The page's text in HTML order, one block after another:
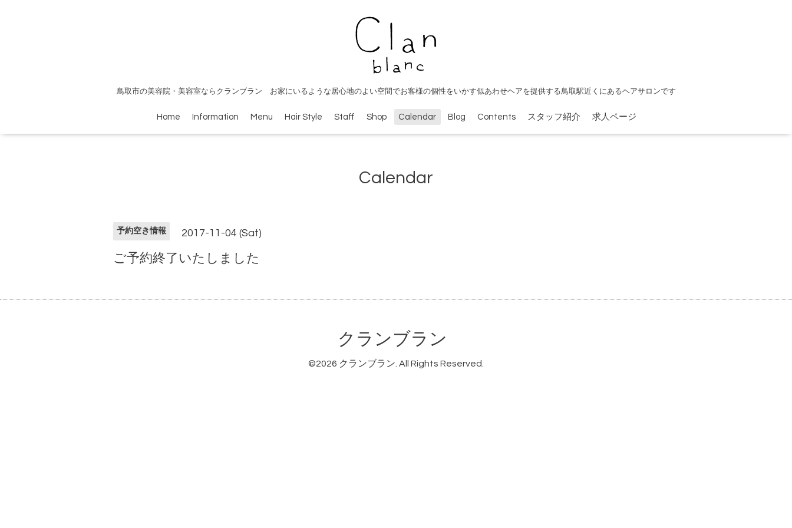
鳥取市の美容院・美容室ならクランブラン お家にいるような居心地のよい空間でお客様の個性をいかす似あわせヘアを提供する鳥取駅近くにあるヘアサロンです
Home Information Menu Hair Style Staff Shop Calendar Blog Contents スタッフ紹介 求人ページ
Calendar
予約空き情報 2017-11-04 (Sat)
ご予約終了いたしました
クランブラン
©2026 クランブラン. All Rights Reserved.